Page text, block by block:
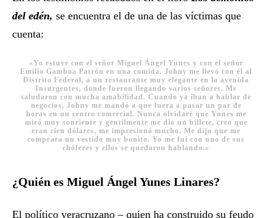
del edén, se encuentra el de una de las víctimas que
cuenta:
«Yo estuve con el señor Miguel Ángel Yunes y con el señor
Emilio Gamboa Patrón en una comida. Johny me llevó con él al
Distrito Federal, a un restaurante muy elegante en la avenida
Insurgentes, donde fueron llegando varios señores. Me
saludaron con mucha amabilidad. Cuando ya iban a hablar de
negocios, Johny me mandó a que fuera a pasar un par de
horas en un centro comercial. Nunca olvidaré que Yunes me
miró muy sonriente y gentilmente me dio un billete, creo que
eran cien dólares, me impresionó mucho. Me dijo que me
comprara un vestido muy bonito. Yo me fui con uno de sus
chóferes y ellos se quedaron hablando.»​
¿Quién es Miguel Ángel Yunes Linares?
El político veracruzano – quien ha construido su feudo